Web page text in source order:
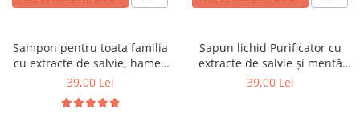
Sampon pentru toata familia
cu extracte de salvie, hamei,
nuca, romanita, lavanda,
Cosmeplant, 1000 ml
39,00 Lei
Sapun lichid Purificator cu
extracte de salvie și mentă
organice, 1000 ml
39,00 Lei